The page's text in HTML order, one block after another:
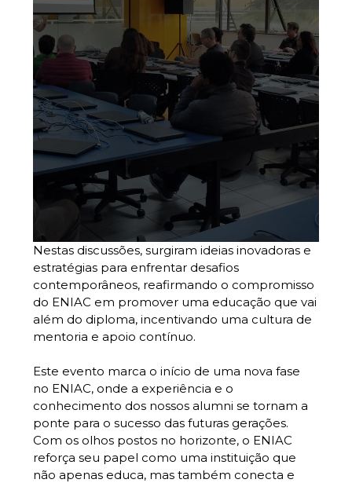
Nestas discussões, surgiram ideias inovadoras e
estratégias para enfrentar desafios
contemporâneos, reafirmando o compromisso
do ENIAC em promover uma educação que vai
além do diploma, incentivando uma cultura de
mentoria e apoio contínuo.
Este evento marca o início de uma nova fase
no ENIAC, onde a experiência e o
conhecimento dos nossos alumni se tornam a
ponte para o sucesso das futuras gerações.
Com os olhos postos no horizonte, o ENIAC
reforça seu papel como uma instituição que
não apenas educa, mas também conecta e